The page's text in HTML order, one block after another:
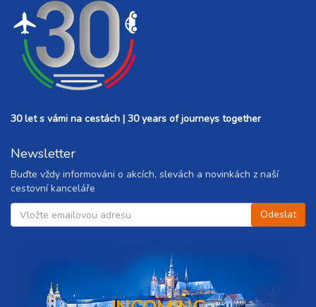
30 let s vámi na cestách | 30 years of journeys together
Newsletter
Buďte vždy informováni o akcích, slevách a novinkách z naší
cestovní kanceláře